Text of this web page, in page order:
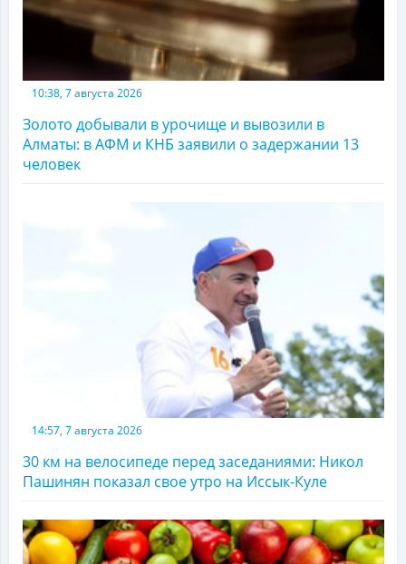
10:38, 7 августа 2026
Золото добывали в урочище и вывозили в
Алматы: в АФМ и КНБ заявили о задержании 13
человек
14:57, 7 августа 2026
30 км на велосипеде перед заседаниями: Никол
Пашинян показал свое утро на Иссык-Куле